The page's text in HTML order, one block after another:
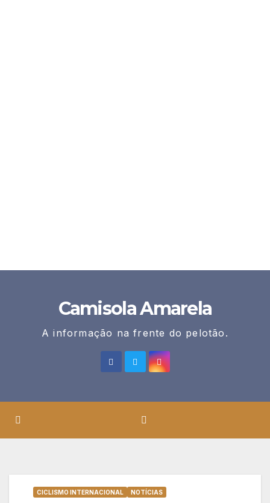
Camisola Amarela
A informação na frente do pelotão.
CICLISMO INTERNACIONAL NOTÍCIAS